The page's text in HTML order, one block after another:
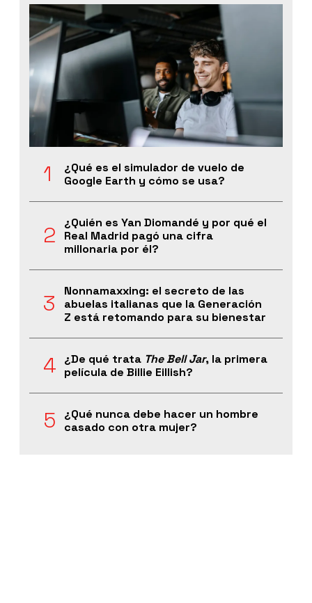
¿Qué es el simulador de vuelo de
Google Earth y cómo se usa?
¿Quién es Yan Diomandé y por qué el
Real Madrid pagó una cifra
millonaria por él?
Nonnamaxxing: el secreto de las
abuelas italianas que la Generación
Z está retomando para su bienestar
¿De qué trata The Bell Jar, la primera
película de Billie Eillish?
¿Qué nunca debe hacer un hombre
casado con otra mujer?